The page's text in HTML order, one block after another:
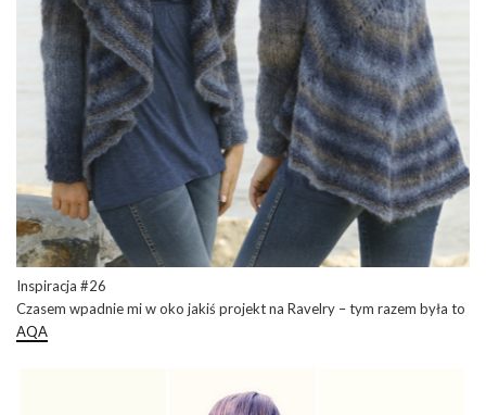
Inspiracja #26
Czasem wpadnie mi w oko jakiś projekt na Ravelry – tym razem była to
AQA